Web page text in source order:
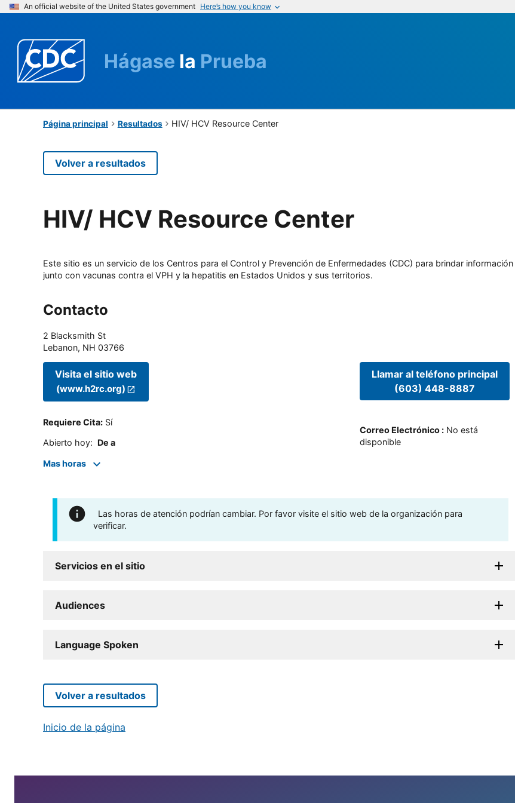
An official website of the United States government Here’s how you know
Hágase la Prueba
Página principal Resultados HIV/ HCV Resource Center
Volver a resultados
HIV/ HCV Resource Center
Este sitio es un servicio de los Centros para el Control y Prevención de Enfermedades (CDC) para brindar
junto con vacunas contra el VPH y la hepatitis en Estados Unidos y sus territorios.
Contacto
2 Blacksmith St
Lebanon, NH 03766
Visita el sitio web
(www.h2rc.org)
Requiere Cita: Sí
Abierto hoy: De a
Mas horas
Llamar al teléfono principal
(603) 448-8887
Correo Electrónico: No está
disponible
Las horas de atención podrían cambiar. Por favor visite el sitio web de la organización para
verificar.
Servicios en el sitio
Audiences
Language Spoken
Volver a resultados
Inicio de la página